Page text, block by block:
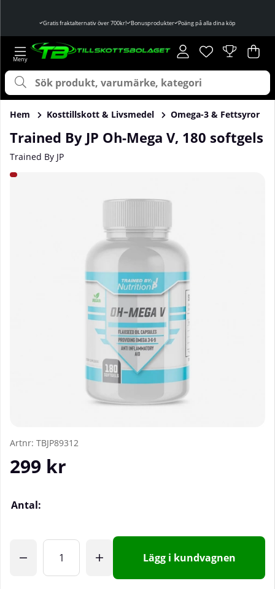
Gratis fraktalternativ över 700kr! Bonusprodukter Poäng på alla dina köp
Önskelista
Antal i
. .
Hem Kosttillskott & Livsmedel Omega-3 & Fettsyror
Trained By JP Oh-Mega V, 180 softgels
Trained By JP
Produktbilder Trained By JP Oh-Mega V, 180 softgels
Artnr: TBJP89312
299 kr
Antal:
Lägg i kundvagnen